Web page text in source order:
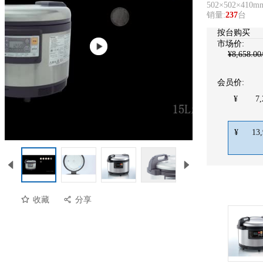
/
不锈钢
收藏 分享
销量:237台
按台购买
市场价:
¥8,658.00
会员价:
¥
¥